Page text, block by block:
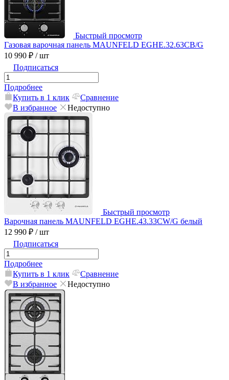
Быстрый просмотр
Газовая варочная панель MAUNFELD EGHE.32.63CB/G
10 990 ₽ / шт
Подписаться
Подробнее
Купить в 1 клик
Сравнение
В избранное
Недоступно
Быстрый просмотр
Варочная панель MAUNFELD EGHE.43.33CW/G белый
12 990 ₽ / шт
Подписаться
Подробнее
Купить в 1 клик
Сравнение
В избранное
Недоступно